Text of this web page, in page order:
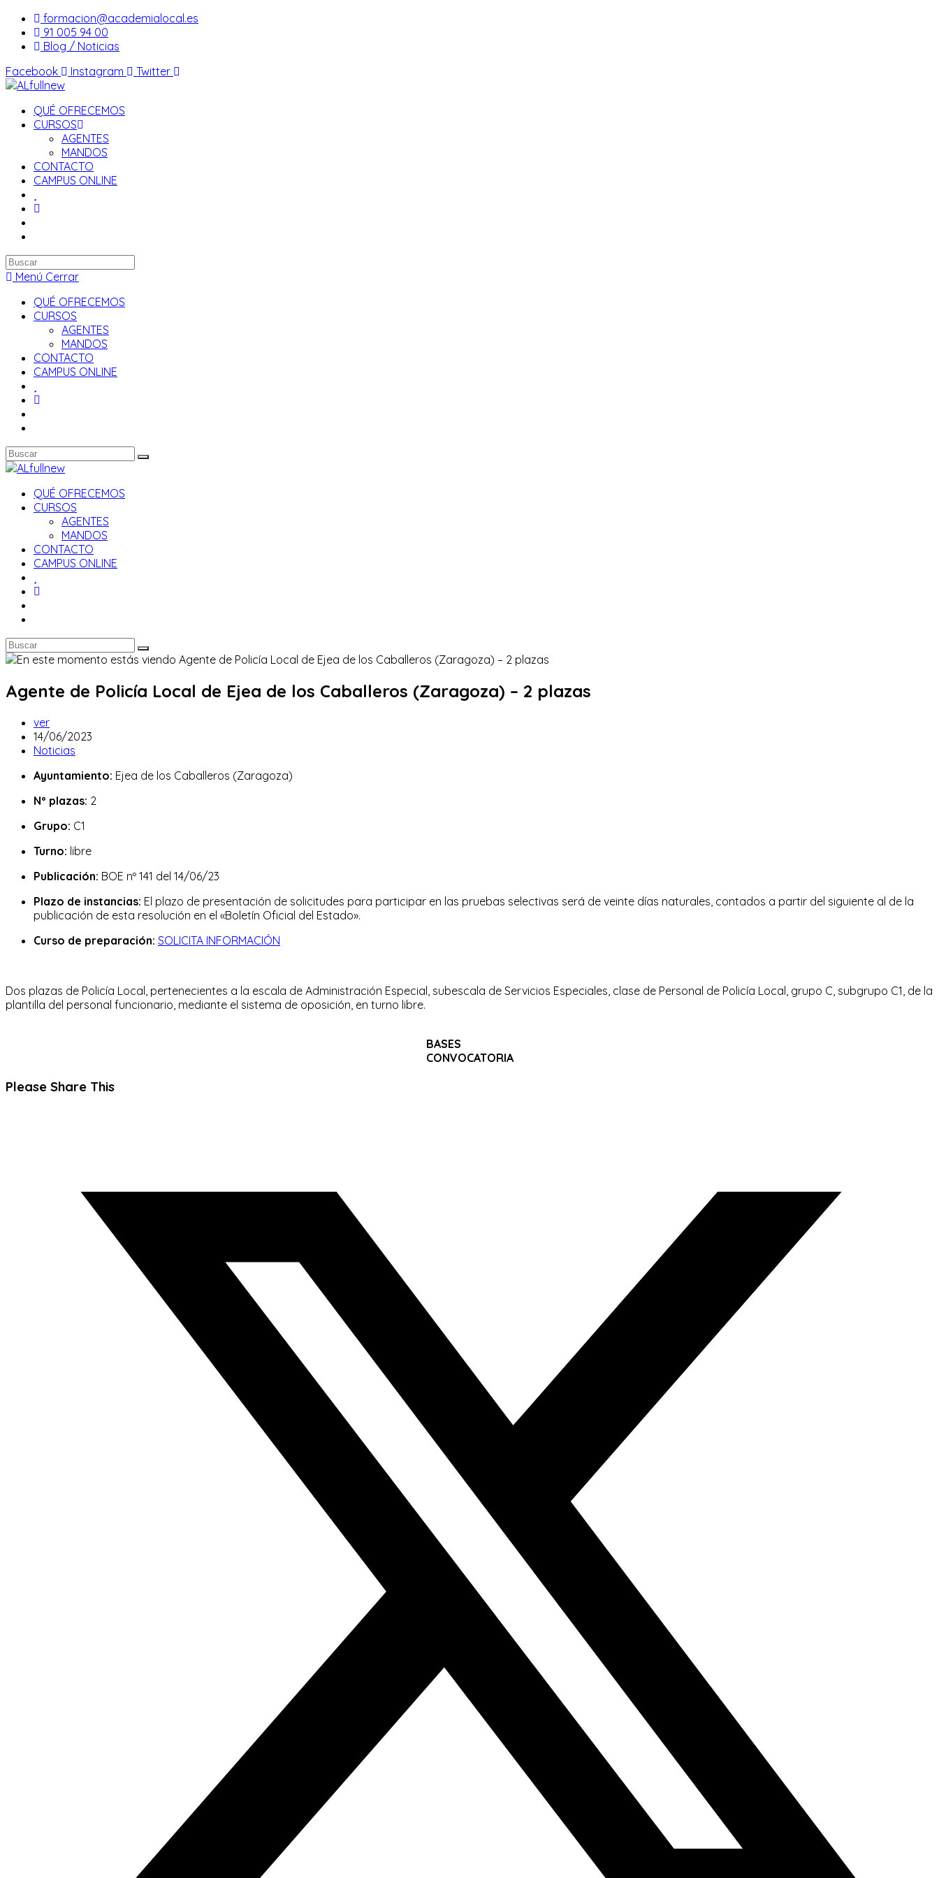
Saltar
contenido
formacion@academialocal.es
91 005 94 00
Blog / Noticias
Facebook
Instagram Twitter
QUÉ OFRECEMOS
CURSOS
AGENTES
MANDOS
CONTACTO
CAMPUS ONLINE
Buscar
en
web
Menú Cerrar
QUÉ OFRECEMOS
CURSOS
AGENTES
MANDOS
CONTACTO
CAMPUS ONLINE
QUÉ OFRECEMOS
CURSOS
AGENTES
MANDOS
CONTACTO
CAMPUS ONLINE
Agente de Policía Local de Ejea de los Caballeros (Zaragoza) – 2 plazas
Autor
de
la
ver
Publicación
de
entrada:
14/06/2023
Categoría
la
Noticias
Ayuntamiento: Ejea de los Caballeros (Zaragoza)
Nº plazas: 2
Grupo: C1
Turno: libre
Publicación: BOE nº 141 del 14/06/23
Plazo de instancias: El plazo de presentación de solicitudes para participar en las pruebas selectivas será de veinte días naturales, contados a partir del siguiente al de la
publicación de esta resolución en el «Boletín Oficial del Estado».
Curso de preparación: SOLICITA INFORMACIÓN
Dos plazas de Policía Local, pertenecientes a la escala de Administración Especial, subescala de Servicios Especiales, clase de Personal de Policía Local, grupo C, subgrupo C1, de la
plantilla del personal funcionario, mediante el sistema de oposición, en turno libre.
BASES
CONVOCATORIA
Please Share ThisCompartir